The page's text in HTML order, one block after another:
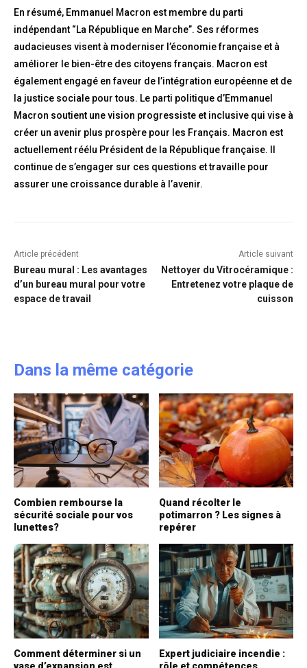
En résumé, Emmanuel Macron est membre du parti
indépendant “La République en Marche”. Ses réformes
audacieuses visent à moderniser l’économie française et à
améliorer le bien-être des citoyens français. Macron est
également engagé en faveur de l’intégration européenne et de
la justice sociale pour tous. Le parti politique d’Emmanuel
Macron soutient une vision progressiste et inclusive qui vise à
créer un avenir plus prospère pour les Français. Macron est
actuellement réélu Président de la République française. Il
continue de s’engager sur ces questions et travaille pour
assurer une croissance durable à l’avenir.
Article précédent
Bureau mural : Les avantages
d’un bureau mural pour votre
espace de travail
Article suivant
Nettoyer du Vitrocéramique :
Entretenez votre plaque de
cuisson
Dans la même catégorie
Combien rembourse la
sécurité sociale pour vos
lunettes?
Quand récolter le
potimarron ? Les signes à
repérer
Comment déterminer si un
vase d’expansion est
Expert judiciaire incendie :
rôle et compétences